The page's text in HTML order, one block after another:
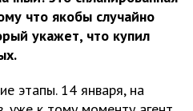
что якобы случайно
укажет, что купил
этапы. 14 января, на